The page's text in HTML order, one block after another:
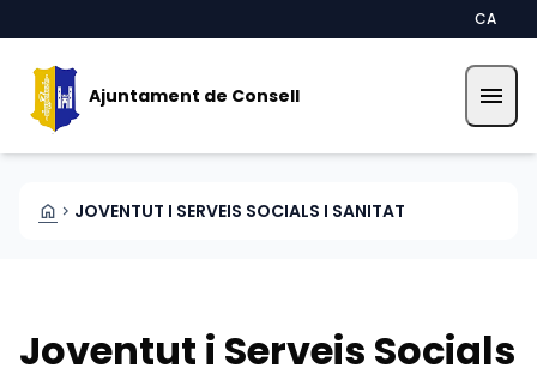
CA
Ajuntament de Consell menu
HOME CHEVRON_RIGHT JOVENTUT I SERVEIS SOCIALS I SANITAT
Joventut i Serveis Socials